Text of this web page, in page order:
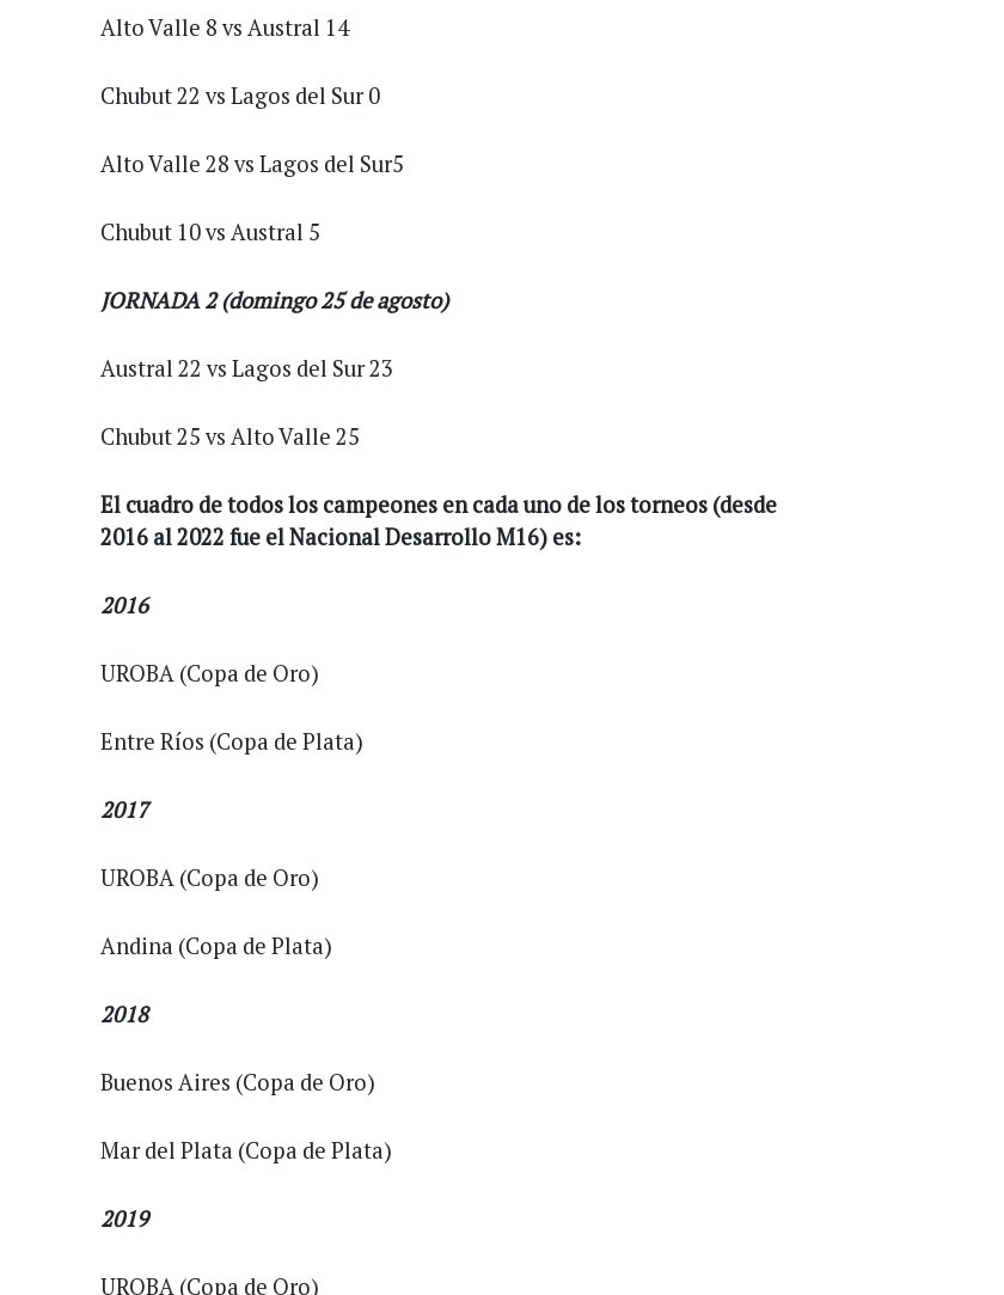
Alto Valle 8 vs Austral 14
Chubut 22 vs Lagos del Sur 0
Alto Valle 28 vs Lagos del Sur5
Chubut 10 vs Austral 5
JORNADA 2 (domingo 25 de agosto)
Austral 22 vs Lagos del Sur 23
Chubut 25 vs Alto Valle 25
El cuadro de todos los campeones en cada uno de los torneos (desde
2016 al 2022 fue el Nacional Desarrollo M16) es:
2016
UROBA (Copa de Oro)
Entre Ríos (Copa de Plata)
2017
UROBA (Copa de Oro)
Andina (Copa de Plata)
2018
Buenos Aires (Copa de Oro)
Mar del Plata (Copa de Plata)
2019
UROBA (Copa de Oro)